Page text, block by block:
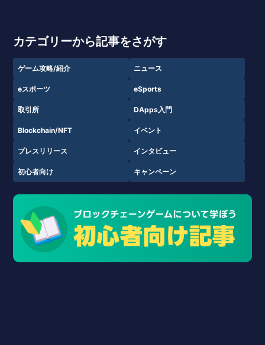
カテゴリーから記事をさがす
ゲーム攻略/紹介 ニュース
eスポーツ eSports
取引所 DApps入門
Blockchain/NFT イベント
プレスリリース インタビュー
初心者向け キャンペーン